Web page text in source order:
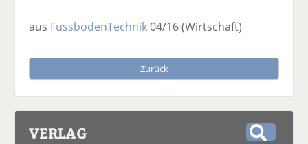
aus FussbodenTechnik04/16(Wirtschaft)
Zurück
VERLAG